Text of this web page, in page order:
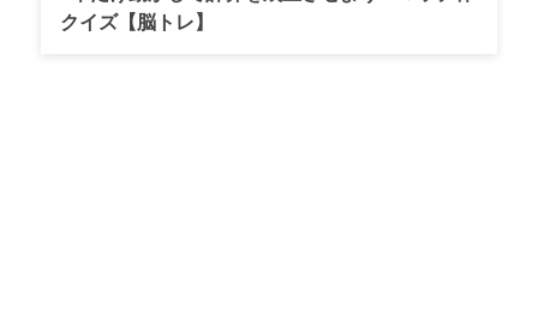
階へ進みます。歴史を重ねた風格がありながらも、ど
こか懐かしさを覚えます。親子三代にわたって通う常
クイズ【脳トレ】